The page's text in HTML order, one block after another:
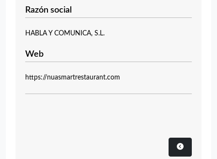
Razón social
HABLA Y COMUNICA, S.L.
Web
https://nuasmartrestaurant.com